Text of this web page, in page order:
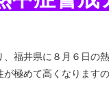
福井県に８月６日の
極めて高くなります